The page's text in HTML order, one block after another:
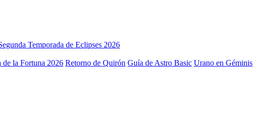
Temporada de Eclipses 2026
de la Fortuna 2026 Retorno de Quirón Guía de Astro Basic Urano en Géminis